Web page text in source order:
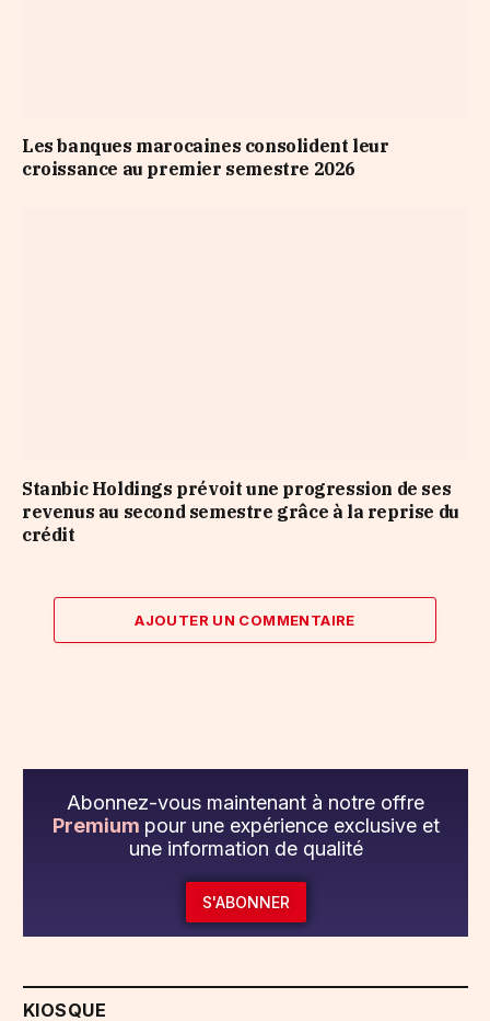
Les banques marocaines consolident leur
croissance au premier semestre 2026
Stanbic Holdings prévoit une progression de ses
revenus au second semestre grâce à la reprise du
crédit
AJOUTER UN COMMENTAIRE
Abonnez-vous maintenant à notre offre
Premium pour une expérience exclusive et
une information de qualité
S'ABONNER
KIOSQUE